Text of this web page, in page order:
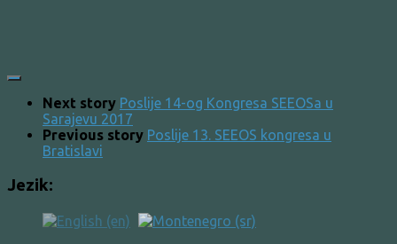
Next story Poslije 14-og Kongresa SEEOSa u
Sarajevu 2017
Previous story Poslije 13. SEEOS kongresa u
Bratislavi
Jezik: